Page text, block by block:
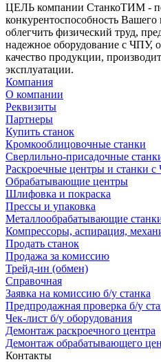
ЦЕЛЬ компании СтанкоТИМ -
конкурентоспособность Вашего
облегчить физический труд,
надежное оборудование с ЧПУ,
качество продукции,
эксплуатации.
Компания
О компании
Реквизиты
Партнеры
Купить станок
Кромкооблицовочные станки
Сверлильно-присадочные
Раскроечные центры и станки
Обрабатывающие центры
Шлифовка и покраска
Прессы и упаковка
Металлообрабатывающие
Компрессоры, аспирация,
Продать станок
Продажа за комиссию
Трейд-ин (обмен)
Справочная
Заявка на комиссию б/у станка
Предпродажная проверка б/у
Чек-лист б/у оборудования
Демонтаж раскроечного центра
Демонтаж обрабатывающего
Контакты